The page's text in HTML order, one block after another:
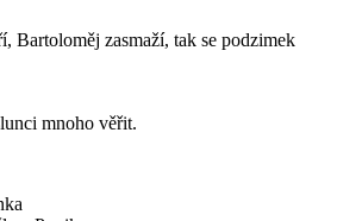
Bartoloměj zasmaží, tak se podzimek
mnoho věřit.